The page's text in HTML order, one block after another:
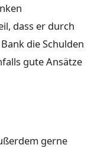
dass er durch
die Schulden
gute Ansätze
gerne